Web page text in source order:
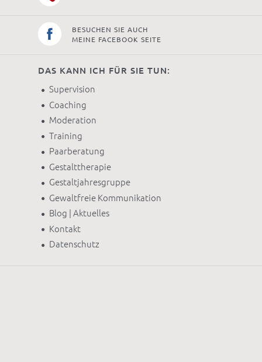
BESUCHEN SIE AUCH
MEINE FACEBOOK SEITE
DAS KANN ICH FÜR SIE TUN:
Supervision
Coaching
Moderation
Training
Paarberatung
Gestalttherapie
Gestaltjahresgruppe
Gewaltfreie Kommunikation
Blog | Aktuelles
Kontakt
Datenschutz